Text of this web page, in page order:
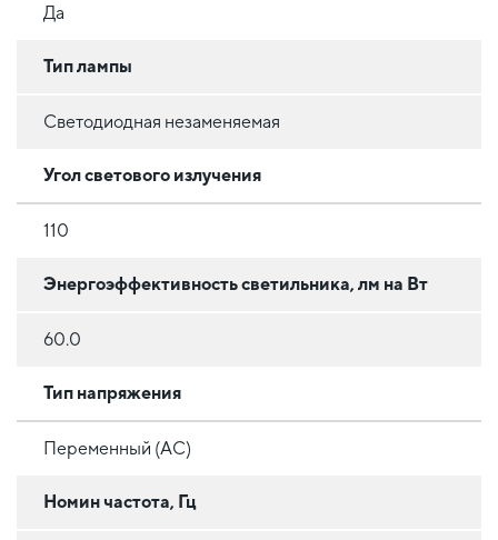
Да
Тип лампы
Светодиодная незаменяемая
Угол светового излучения
110
Энергоэффективность светильника, лм на Вт
60.0
Тип напряжения
Переменный (AC)
Номин частота, Гц